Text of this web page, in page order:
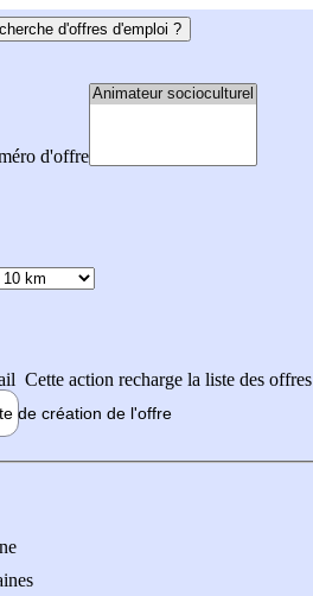
d'offres d'emploi ?
d'offre
Cette action recharge la liste des offres
de création de l'offre